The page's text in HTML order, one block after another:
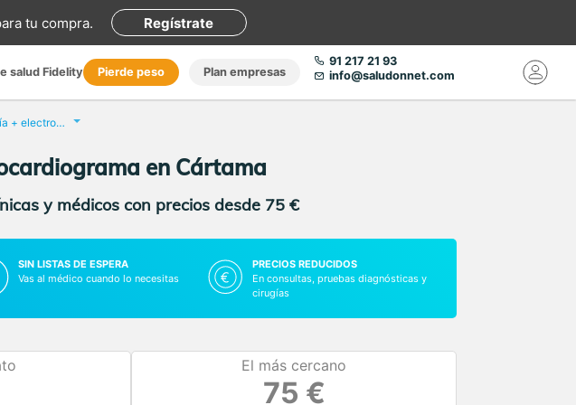
tu compra. Regístrate
salud Fidelity Pierde peso Plan empresas
91 217 21 93
info@saludonnet.com
Consulta de Cardiología + electrocardiograma
en Cártama
y médicos con precios desde 75 €
SIN LISTAS DE ESPERA
Vas al médico cuando lo necesitas
PRECIOS REDUCIDOS
En consultas, pruebas diagnósticas y
cirugías
El más cercano
75 €